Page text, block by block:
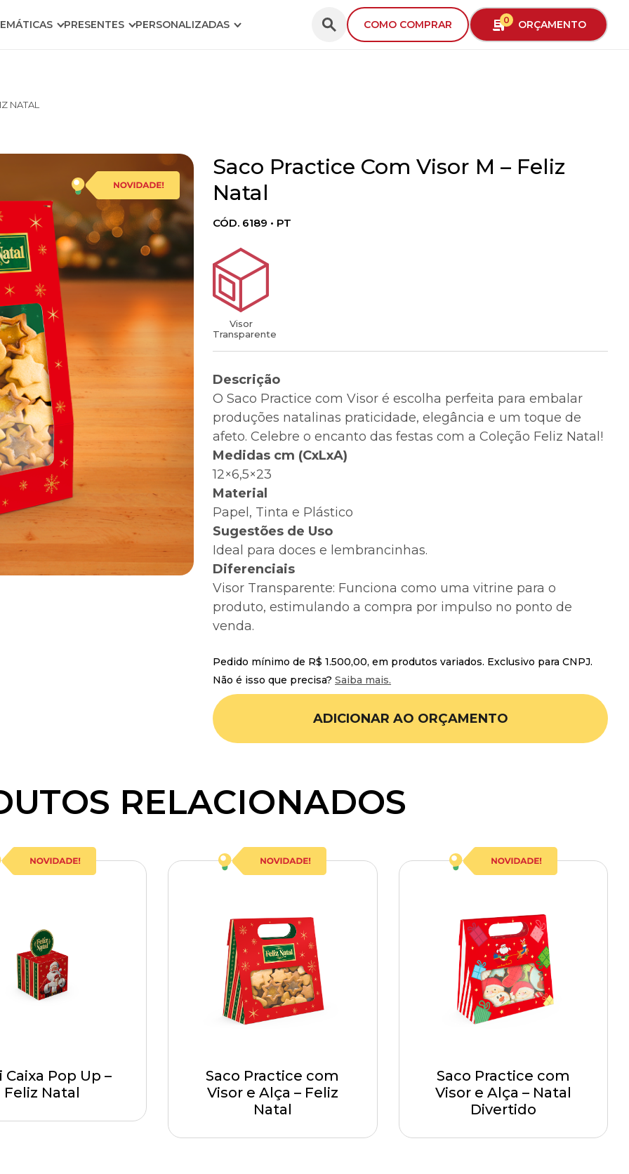
PRESENTES PERSONALIZADAS COMO COMPRAR 0 ORÇAMENTO
NATAL
Saco Practice Com Visor M – Feliz
Natal
CÓD. 6189 • PT
Visor
Transparente
Descrição
O Saco Practice com Visor é escolha perfeita para embalar
produções natalinas praticidade, elegância e um toque de
afeto. Celebre o encanto das festas com a Coleção Feliz Natal!
Medidas cm (CxLxA)
12×6,5×23
Material
Papel, Tinta e Plástico
Sugestões de Uso
Ideal para doces e lembrancinhas.
Diferenciais
Visor Transparente: Funciona como uma vitrine para o
produto, estimulando a compra por impulso no ponto de
venda.
Pedido mínimo de R$ 1.500,00, em produtos variados. Exclusivo para CNPJ.
Não é isso que precisa?Saiba mais.
ADICIONAR AO ORÇAMENTO
RELACIONADOS
Caixa Pop Up –
Feliz Natal
Saco Practice com
Visor e Alça – Feliz
Natal
Saco Practice com
Visor e Alça – Natal
Divertido